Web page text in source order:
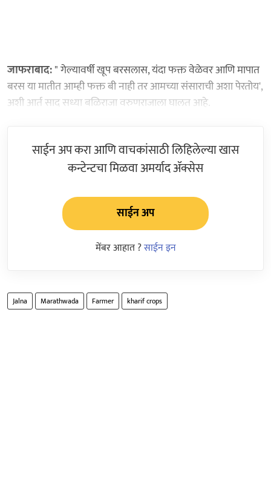
जाफराबाद:" गेल्यावर्षी खूप बरसलास, यंदा फक्त वेळेवर आणि मापात
बरस या मातीत आम्ही फक्त बी नाही तर आमच्या संसाराची अशा पेरतोय',
अशी आर्त साद सध्या बळिराजा वरुणराजाला घालत आहे.
साईन अप करा आणि वाचकांसाठी लिहिलेल्या खास
कन्टेन्टचा मिळवा अमर्याद ॲक्सेस
साईन अप
मेंबर आहात ?साईन इन
Jalna Marathwada Farmer kharif crops